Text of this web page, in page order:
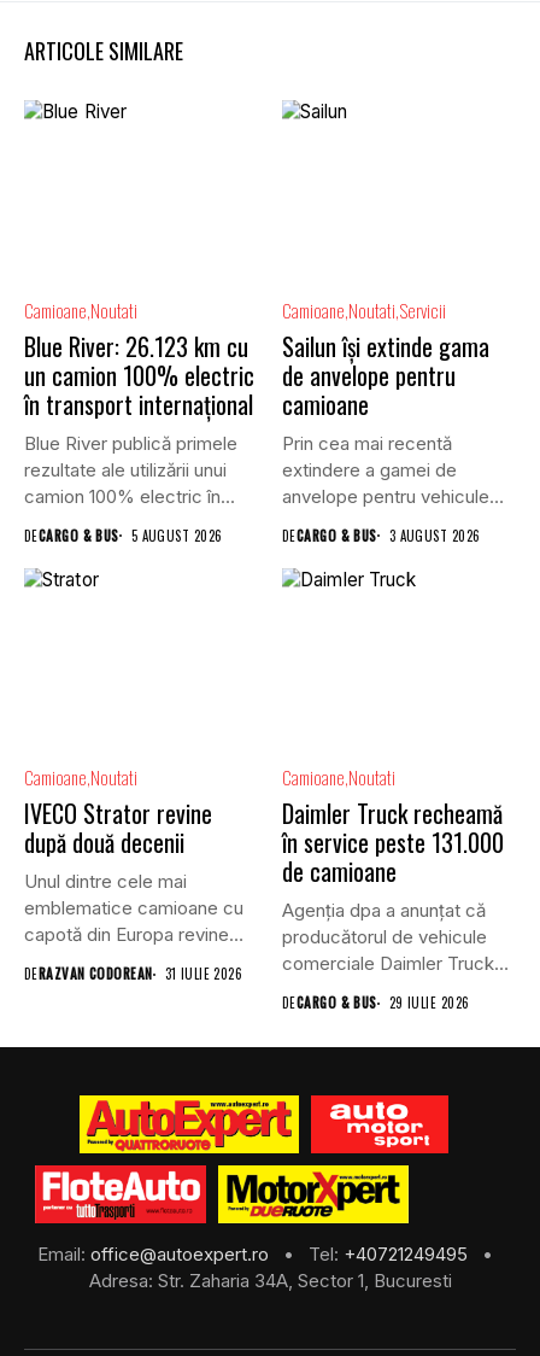
ARTICOLE SIMILARE
Camioane Noutati
Blue River: 26.123 km cu
un camion 100% electric
în transport internațional
Blue River publică primele
rezultate ale utilizării unui
camion 100% electric în...
DECARGO & BUS 5 AUGUST 2026
Camioane Noutati Servicii
Sailun își extinde gama
de anvelope pentru
camioane
Prin cea mai recentă
extindere a gamei de
anvelope pentru vehicule
DECARGO & BUS 3 AUGUST 2026
Camioane Noutati
IVECO Strator revine
după două decenii
Unul dintre cele mai
emblematice camioane cu
capotă din Europa revine
în...
DERAZVAN CODOREAN 31 IULIE 2026
Camioane Noutati
Daimler Truck recheamă
în service peste 131.000
de camioane
Agenția dpa a anunțat că
producătorul de vehicule
comerciale Daimler Truck
a...
DECARGO & BUS 29 IULIE 2026
Email: office@autoexpert.ro • Tel: +40721249495
•
Adresa: Str. Zaharia 34A, Sector 1, Bucuresti